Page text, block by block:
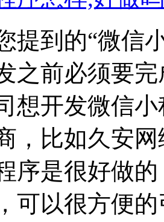
提到的“微信
之前必须要
想开发微信
，比如久安
序是很好做
可以很方便